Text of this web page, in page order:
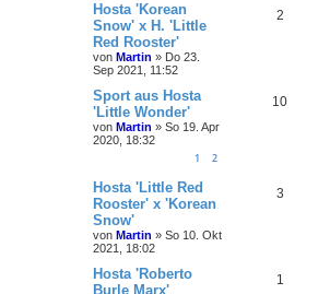
Hosta 'Korean
Snow' x H. 'Little
Red Rooster'
von Martin » Do 23.
Sep 2021, 11:52
2
Sport aus Hosta
'Little Wonder'
von Martin » So 19. Apr
2020, 18:32
1 2
10
Hosta 'Little Red
Rooster' x 'Korean
Snow'
von Martin » So 10. Okt
2021, 18:02
3
Hosta 'Roberto
Burle Marx'
1